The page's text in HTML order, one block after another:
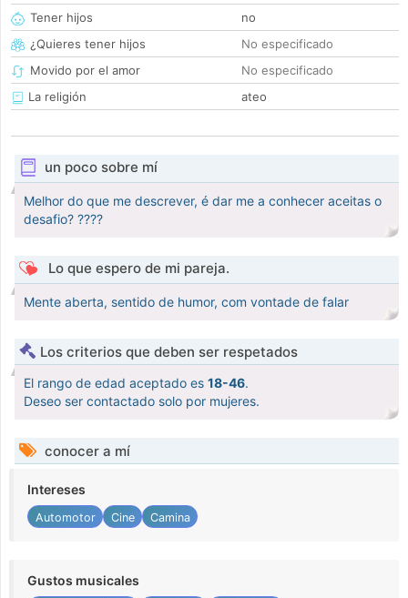
Tener hijos
no
¿Quieres tener hijos
No especificado
Movido por el amor
No especificado
La religión
ateo
un poco sobre mí
Melhor do que me descrever, é dar me a conhecer aceitas o
desafio? ????
Lo que espero de mi pareja.
Mente aberta, sentido de humor, com vontade de falar
Los criterios que deben ser respetados
El rango de edad aceptado es 18-46.
Deseo ser contactado solo por mujeres.
conocer a mí
Intereses
Automotor Cine Camina
Gustos musicales